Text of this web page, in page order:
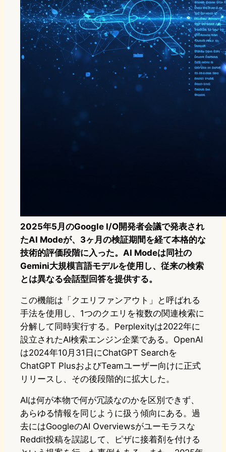
2025年5月のGoogle I/O開発者会議で発表され
たAI Modeが、3ヶ月の検証期間を経て本格的な
技術的評価段階に入った。AI Modeは同社の
Gemini大規模言語モデルを使用し、従来の検索
とは異なる会話型回答を提供する。
この機能は「クエリファンアウト」と呼ばれる
手法を使用し、1つのクエリを複数の関連検索に
分解して同時実行する。Perplexityは2022年に
設立されたAI検索エンジン企業である。OpenAI
は2024年10月31日にChatGPT Searchを
ChatGPT PlusおよびTeamユーザー向けに正式
リリースし、その後段階的に拡大した。
AIは何が本物で何が冗談なのかを区別できず、
あらゆる情報を同じように扱う傾向にある。過
去にはGoogleのAI Overviewsがユーモラスな
Reddit投稿を誤認して、ピザに接着剤を付ける